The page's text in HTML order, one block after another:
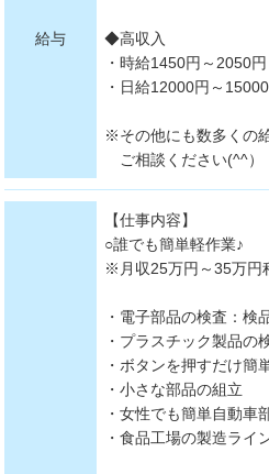
給与
◆高収入
・時給1450円～2050円
・日給12000円～
※その他にも数多くの
ご相談ください(^^）
【仕事内容】
○誰でも簡単軽作業♪
※月収25万円～35万円
・電子部品の検査：検
・プラスチック製品の
・ボタンを押すだけ簡
・小さな部品の組立
・女性でも簡単自動車
・食品工場の製造ライ